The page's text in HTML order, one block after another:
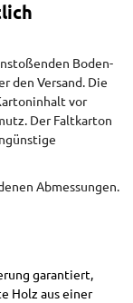
Boden-
den Versand. Die
vor
Der Faltkarton
Abmessungen.
garantiert,
Holz aus einer